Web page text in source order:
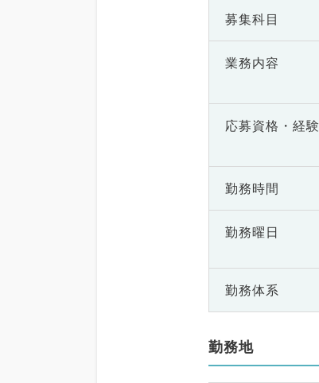
募集科目
業務内容
応募資格・ 経験
勤務時間
勤務曜日
勤務体系
勤務地